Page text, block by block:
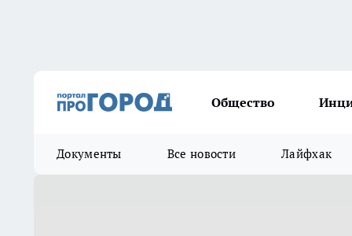
Общество
Документы Все новости Лайфхак